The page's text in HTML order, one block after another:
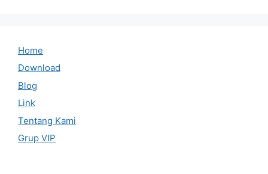
Home
Download
Blog
Link
Tentang Kami
Grup VIP